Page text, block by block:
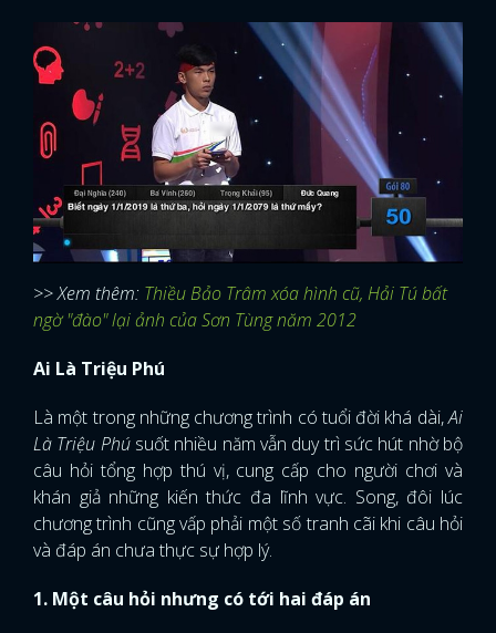
>> Xem thêm: Thiều Bảo Trâm xóa hình cũ, Hải Tú bất
ngờ "đào" lại ảnh của Sơn Tùng năm 2012
Ai Là Triệu Phú
Là một trong những chương trình có tuổi đời khá dài,Ai
Là Triệu Phúsuốt nhiều năm vẫn duy trì sức hút nhờ bộ
câu hỏi tổng hợp thú vị, cung cấp cho người chơi và
khán giả những kiến thức đa lĩnh vực. Song, đôi lúc
chương trình cũng vấp phải một số tranh cãi khi câu hỏi
và đáp án chưa thực sự hợp lý.
1. Một câu hỏi nhưng có tới hai đáp án